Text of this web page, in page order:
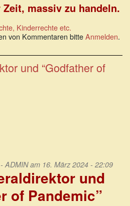
massiv zu handeln.
Kinderrechte etc.
von Kommentaren bitteAnmelden.
und “Godfather of
ADMINam 16. März 2024 - 22:09
und
of Pandemic”